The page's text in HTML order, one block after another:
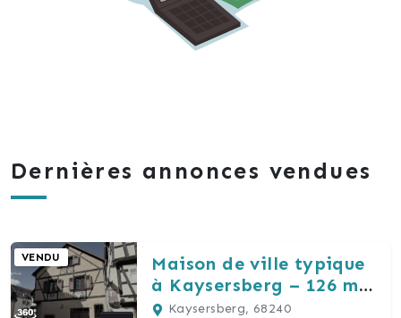
Dernières annonces vendues
VENDU
Maison de ville typique
à Kaysersberg – 126 m²
habitables, 5 pièces
Kaysersberg, 68240